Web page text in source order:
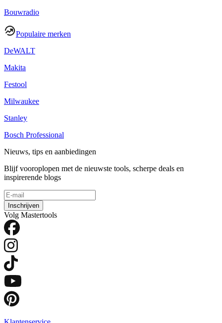
Bouwradio
Populaire merken
DeWALT
Makita
Festool
Milwaukee
Stanley
Bosch Professional
Nieuws, tips en aanbiedingen
Blijf vooroplopen met de nieuwste tools, scherpe deals en
inspirerende blogs
Inschrijven
Volg Mastertools